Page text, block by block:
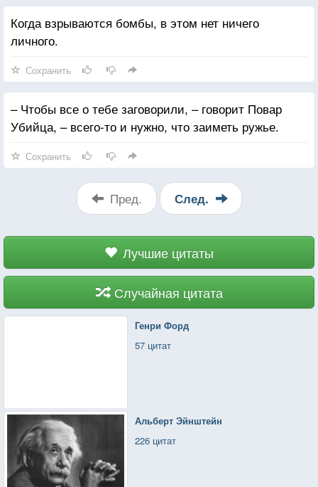
Когда взрываются бомбы, в этом нет ничего
личного.
Сохранить
– Чтобы все о тебе заговорили, – говорит Повар
Убийца, – всего-то и нужно, что заиметь ружье.
Сохранить
Пред. След.
Лучшие цитаты
Случайная цитата
Генри Форд
57 цитат
Альберт Эйнштейн
226 цитат